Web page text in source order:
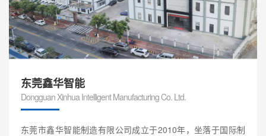
东莞鑫华智能
Dongguan Xinhua Intelligent Manufacturing Co. Ltd.
东莞市鑫华智能制造有限公司成立于2010年，坐落于国际制